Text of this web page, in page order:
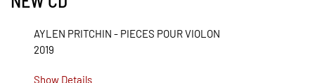
AYLEN PRITCHIN - PIECES POUR VIOLON
2019
Show Details